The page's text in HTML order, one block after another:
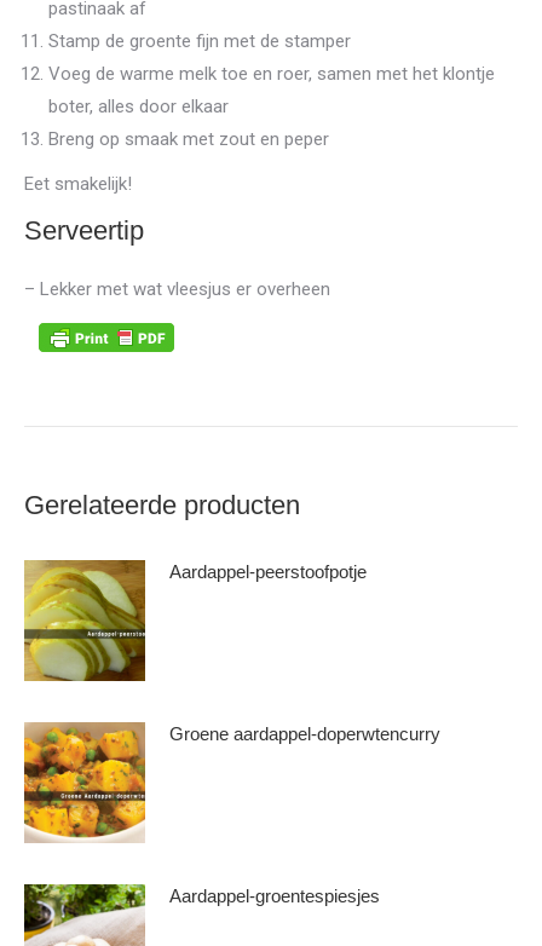
pastinaak af
Stamp de groente fijn met de stamper
Voeg de warme melk toe en roer, samen met het klontje
boter, alles door elkaar
Breng op smaak met zout en peper
Eet smakelijk!
Serveertip
– Lekker met wat vleesjus er overheen
Gerelateerde producten
Aardappel-peerstoofpotje
Groene aardappel-doperwtencurry
Aardappel-groentespiesjes